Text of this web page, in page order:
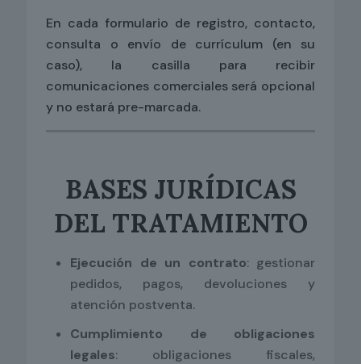
En cada formulario de registro, contacto,
consulta o envío de currículum (en su
caso), la casilla para recibir
comunicaciones comerciales será opcional
y no estará pre-marcada.
BASES JURÍDICAS
DEL TRATAMIENTO
Ejecución de un contrato: gestionar
pedidos, pagos, devoluciones y
atención postventa.
Cumplimiento de obligaciones
legales: obligaciones fiscales,